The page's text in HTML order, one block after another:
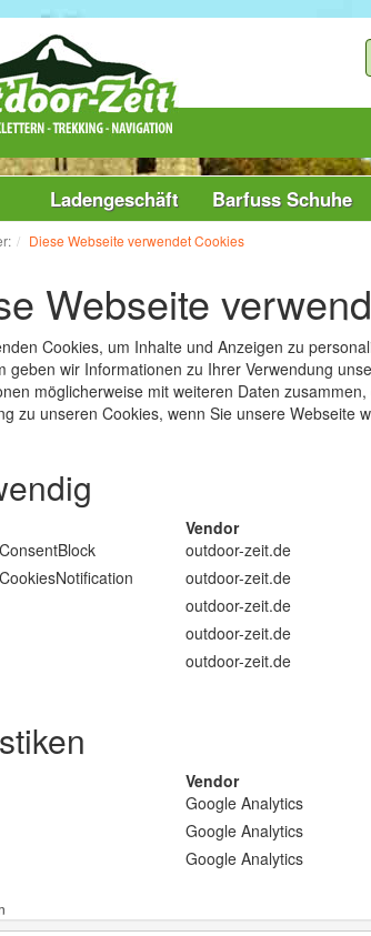
Ladengeschäft Barfuss Schuhe
Diese Webseite verwendet Cookies
Webseite
Cookies, um Inhalte und Anzeigen zu
geben wir Informationen zu Ihrer Verwendung
möglicherweise mit weiteren Daten
zu unseren Cookies, wenn Sie unsere Webseite
Vendor
outdoor-zeit.de
outdoor-zeit.de
outdoor-zeit.de
outdoor-zeit.de
outdoor-zeit.de
Vendor
Google Analytics
Google Analytics
Google Analytics